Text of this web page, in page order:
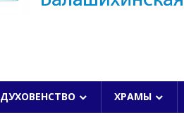
ДУХОВЕНСТВО ХРАМЫ